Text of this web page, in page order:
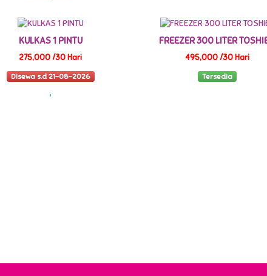
KULKAS 1 PINTU
275,000 /30 Hari
Disewa s.d 21-08-2026
FREEZER 300 LITER
495,000 /30 Hari
Tersedia